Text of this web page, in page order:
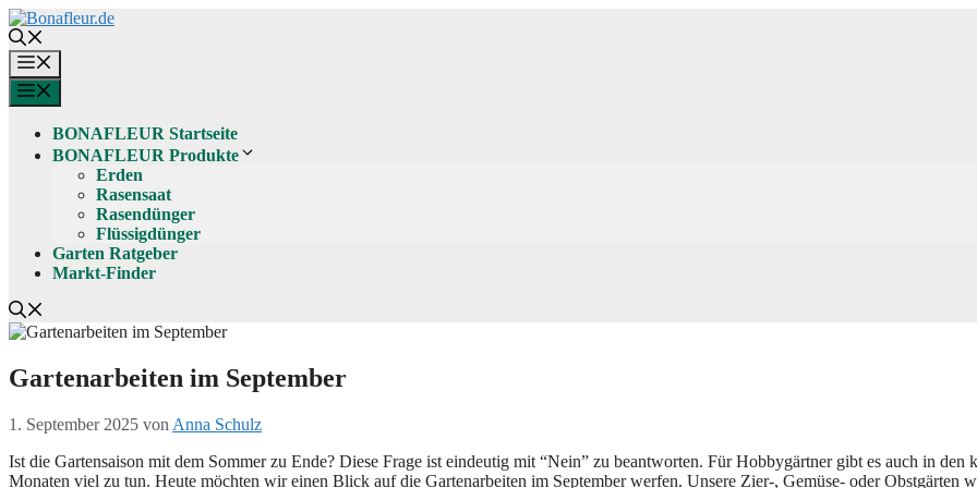
Zum
Inhalt
springen
BONAFLEUR Startseite
BONAFLEUR Produkte
Erden
Rasensaat
Rasendünger
Flüssigdünger
Garten Ratgeber
Markt-Finder
Gartenarbeiten im September
1. September 2025 von Anna Schulz
Ist die Gartensaison mit dem Sommer zu Ende? Diese Frage ist eindeutig mit “Nein” zu beantworten. Für Hobbygärtner gibt es auch in den
Monaten viel zu tun. Heute möchten wir einen Blick auf die Gartenarbeiten im September werfen. Unsere Zier-, Gemüse- oder Obstgärten